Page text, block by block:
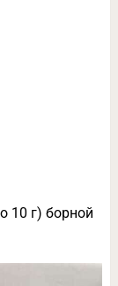
10 г) борной